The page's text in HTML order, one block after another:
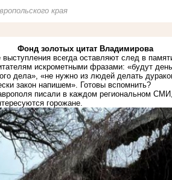
края
Фонд золотых цитат Владимирова
всегда оставляют след в
искрометными фразами: «будут
дела», «не нужно из людей делать
закон напишем». Готовы вспомнить?
писали в каждом региональном
горожане.